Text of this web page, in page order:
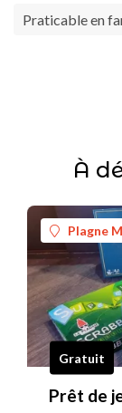
Praticable en
À
Plagne
Gratuit
Prêt de